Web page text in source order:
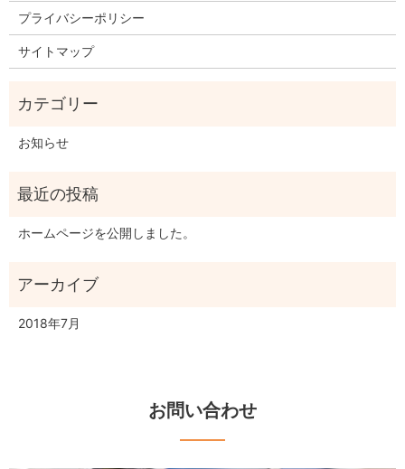
プライバシーポリシー
サイトマップ
お知らせ
ホームページを公開しました。
2018年7月
お問い合わせ